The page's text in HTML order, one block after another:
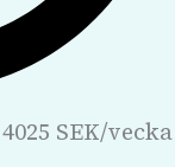
SEK/vecka